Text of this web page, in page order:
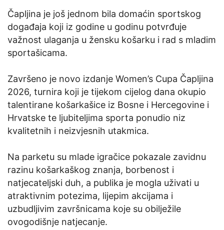
Čapljina je još jednom bila domaćin sportskog
događaja koji iz godine u godinu potvrđuje
važnost ulaganja u žensku košarku i rad s mladim
sportašicama.
Završeno je novo izdanje Women’s Cupa Čapljina
2026, turnira koji je tijekom cijelog dana okupio
talentirane košarkašice iz Bosne i Hercegovine i
Hrvatske te ljubiteljima sporta ponudio niz
kvalitetnih i neizvjesnih utakmica.
Na parketu su mlade igračice pokazale zavidnu
razinu košarkaškog znanja, borbenost i
natjecateljski duh, a publika je mogla uživati u
atraktivnim potezima, lijepim akcijama i
uzbudljivim završnicama koje su obilježile
ovogodišnje natjecanje.